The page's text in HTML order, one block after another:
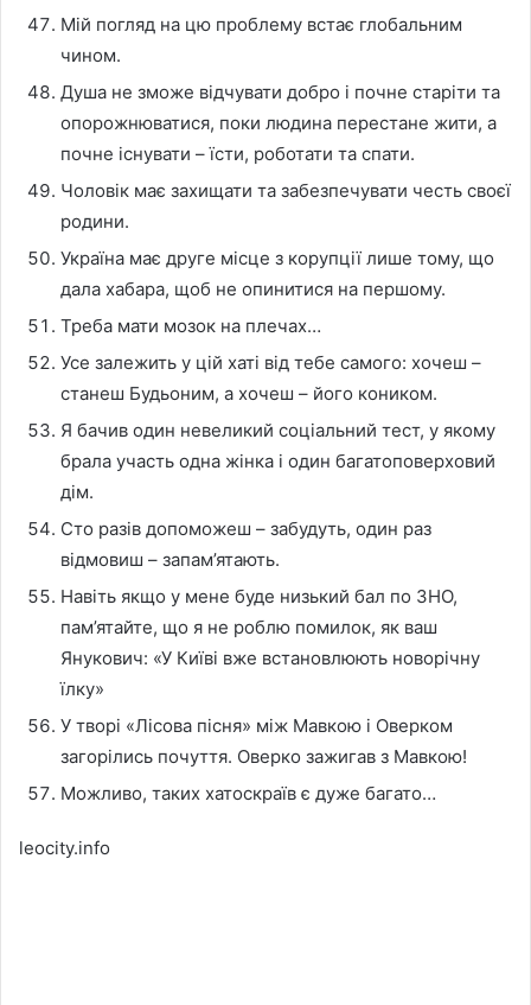
Мій погляд на цю проблему встає глобальним
чином.
Душа не зможе відчувати добро і почне старіти та
опорожнюватися, поки людина перестане жити, а
почне існувати – їсти, роботати та спати.
Чоловік має захищати та забезпечувати честь своєї
родини.
Україна має друге місце з корупції лише тому, що
дала хабара, щоб не опинитися на першому.
Треба мати мозок на плечах…
Усе залежить у цій хаті від тебе самого: хочеш –
станеш Будьоним, а хочеш – його коником.
Я бачив один невеликий соціальний тест, у якому
брала участь одна жінка і один багатоповерховий
дім.
Сто разів допоможеш – забудуть, один раз
відмовиш – запам’ятають.
Навіть якщо у мене буде низький бал по ЗНО,
пам’ятайте, що я не роблю помилок, як ваш
Янукович: «У Київі вже встановлюють новорічну
їлку»
У творі «Лісова пісня» між Мавкою і Оверком
загорілись почуття. Оверко зажигав з Мавкою!
Можливо, таких хатоскраїв є дуже багато…
leocity.info